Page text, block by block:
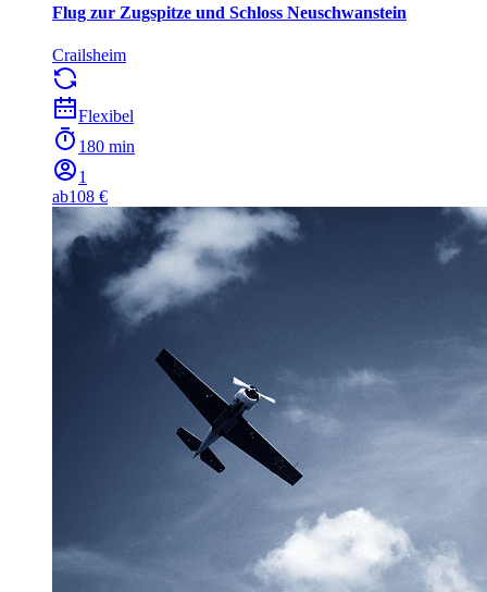
Flug zur Zugspitze und Schloss Neuschwanstein
Crailsheim
Flexibel
180 min
1
ab108 €